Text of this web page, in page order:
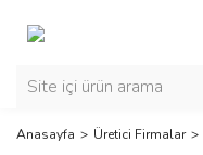
Anasayfa Üretici Firmalar